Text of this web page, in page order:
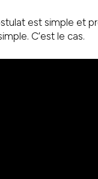
est simple et
C’est le cas.